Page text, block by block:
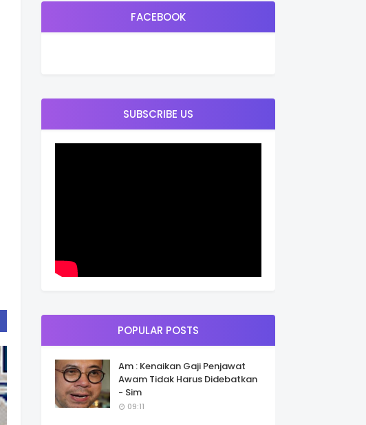
FACEBOOK
SUBSCRIBE US
POPULAR POSTS
Am : Kenaikan Gaji Penjawat
Awam Tidak Harus Didebatkan
- Sim
09:11